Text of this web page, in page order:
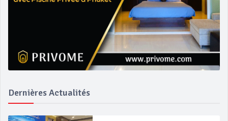
Dernières Actualités